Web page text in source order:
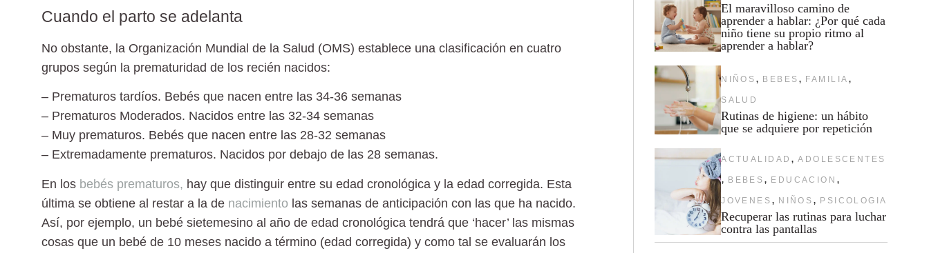
Cuando el parto se adelanta
No obstante, la Organización Mundial de la Salud (OMS) establece una clasificación en cuatro
grupos según la prematuridad de los recién nacidos:
– Prematuros tardíos. Bebés que nacen entre las 34-36 semanas
– Prematuros Moderados. Nacidos entre las 32-34 semanas
– Muy prematuros. Bebés que nacen entre las 28-32 semanas
– Extremadamente prematuros. Nacidos por debajo de las 28 semanas.
En los bebés prematuros, hay que distinguir entre su edad cronológica y la edad corregida. Esta
última se obtiene al restar a la de nacimiento las semanas de anticipación con las que ha nacido.
Así, por ejemplo, un bebé sietemesino al año de edad cronológica tendrá que ‘hacer’ las mismas
cosas que un bebé de 10 meses nacido a término (edad corregida) y como tal se evaluarán los
El maravilloso camino de
aprender a hablar: ¿Por qué cada
niño tiene su propio ritmo al
aprender a hablar?
NIÑOS , BEBES , FAMILIA ,
SALUD
Rutinas de higiene: un hábito
que se adquiere por repetición
ACTUALIDAD , ADOLESCENTES
, BEBES , EDUCACION ,
JOVENES , NIÑOS , PSICOLOGIA
Recuperar las rutinas para luchar
contra las pantallas